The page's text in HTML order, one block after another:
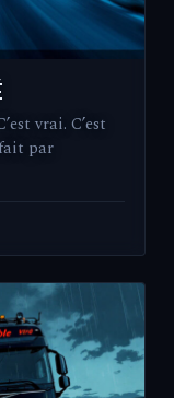
vrai. C’est
par